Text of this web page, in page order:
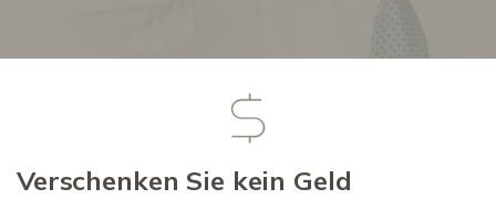
Verschenken Sie kein Geld